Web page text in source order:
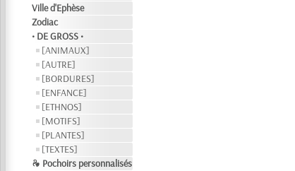
Ville d'Ephèse
Zodiac
• DE GROSS •
[ANIMAUX]
[AUTRE]
[BORDURES]
[ENFANCE]
[ETHNOS]
[MOTIFS]
[PLANTES]
[TEXTES]
❧ Pochoirs personnalisés